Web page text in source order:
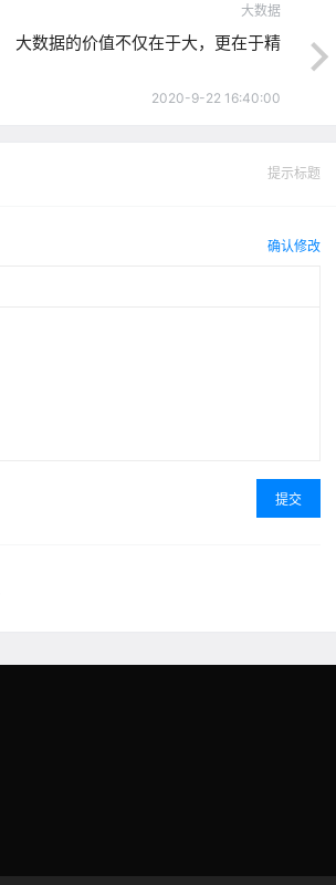
大数据
大数据的价值不仅在于大，更在于精
2020-9-22 16:40:00
提示标题
确认修改
提交